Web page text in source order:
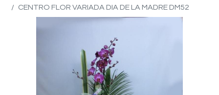
CENTRO FLOR VARIADA DIA DE LA MADRE DM52